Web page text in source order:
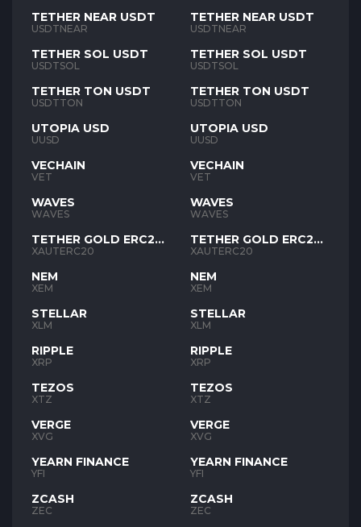
TETHER NEAR USDT
USDTNEAR
TETHER SOL USDT
USDTSOL
TETHER TON USDT
USDTTON
UTOPIA USD
UUSD
VECHAIN
VET
WAVES
WAVES
TETHER GOLD ERC20
XAUT
XAUTERC20
NEM
XEM
STELLAR
XLM
RIPPLE
XRP
TEZOS
XTZ
VERGE
XVG
YEARN FINANCE
YFI
ZCASH
ZEC
TETHER NEAR USDT
USDTNEAR
TETHER SOL USDT
USDTSOL
TETHER TON USDT
USDTTON
UTOPIA USD
UUSD
VECHAIN
VET
WAVES
WAVES
TETHER GOLD ERC20
XAUT
XAUTERC20
NEM
XEM
STELLAR
XLM
RIPPLE
XRP
TEZOS
XTZ
VERGE
XVG
YEARN FINANCE
YFI
ZCASH
ZEC